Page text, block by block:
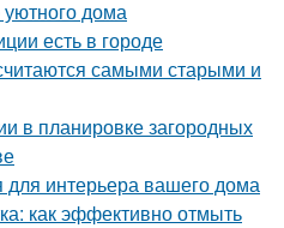
дома
есть в городе
самыми старыми и
в планировке загородных
интерьера вашего дома
как эффективно отмыть